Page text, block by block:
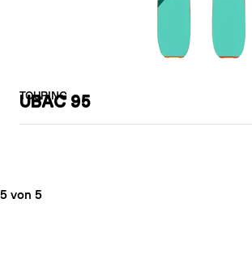
TOURING
UBAC 95
5 von 5